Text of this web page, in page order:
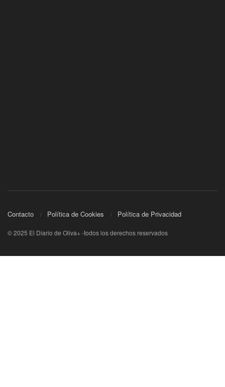
Contacto Política de Cookies Política de Privacidad
© 2025 El Diario de Oliva+ -todos los derechos reservados